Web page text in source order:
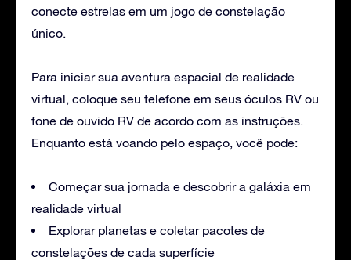
conecte estrelas em um jogo de constelação
único.
Para iniciar sua aventura espacial de realidade
virtual, coloque seu telefone em seus óculos RV ou
fone de ouvido RV de acordo com as instruções.
Enquanto está voando pelo espaço, você pode:
Começar sua jornada e descobrir a galáxia em
realidade virtual
Explorar planetas e coletar pacotes de
constelações de cada superfície